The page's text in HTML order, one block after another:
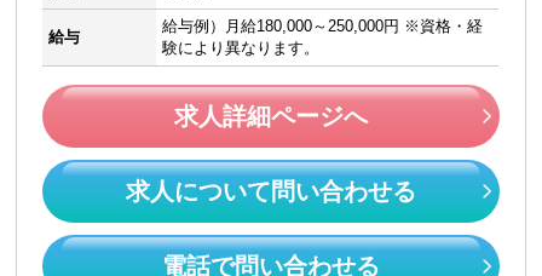
給与
給与例）月給180,000～250,000円 ※資格・経
験により異なります。
求人詳細ページへ
求人について問い合わせる
電話で問い合わせる